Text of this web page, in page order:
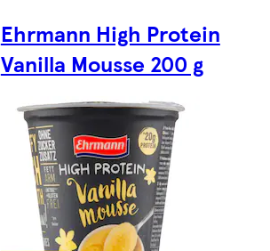
Ehrmann High Protein
Vanilla Mousse 200 g